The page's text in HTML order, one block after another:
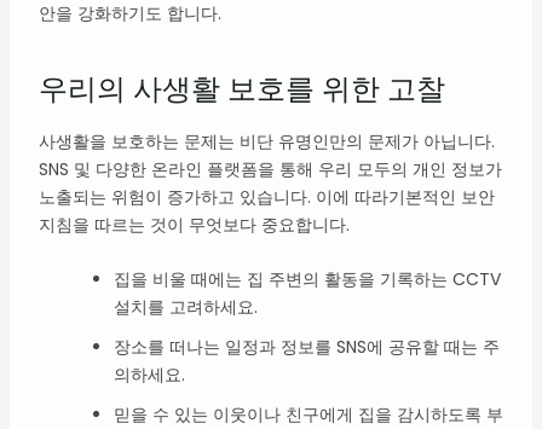
안을 강화하기도 합니다.
우리의 사생활 보호를 위한 고찰
사생활을 보호하는 문제는 비단 유명인만의 문제가 아닙니다.
SNS 및 다양한 온라인 플랫폼을 통해 우리 모두의 개인 정보가
노출되는 위험이 증가하고 있습니다. 이에 따라기본적인 보안
지침을 따르는 것이 무엇보다 중요합니다.
집을 비울 때에는 집 주변의 활동을 기록하는 CCTV
설치를 고려하세요.
장소를 떠나는 일정과 정보를 SNS에 공유할 때는 주
의하세요.
믿을 수 있는 이웃이나 친구에게 집을 감시하도록 부